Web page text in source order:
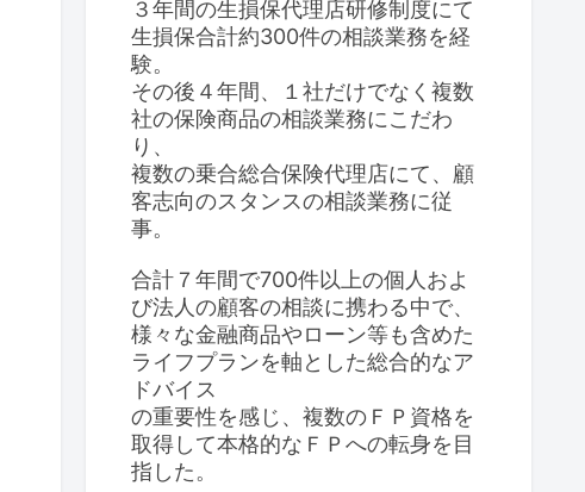
３年間の生損保代理店研修制度にて
生損保合計約300件の相談業務を経
験。
その後４年間、１社だけでなく複数
社の保険商品の相談業務にこだわ
り、
複数の乗合総合保険代理店にて、顧
客志向のスタンスの相談業務に従
事。
合計７年間で700件以上の個人およ
び法人の顧客の相談に携わる中で、
様々な金融商品やローン等も含めた
ライフプランを軸とした総合的なア
ドバイス
の重要性を感じ、複数のＦＰ資格を
取得して本格的なＦＰへの転身を目
指した。